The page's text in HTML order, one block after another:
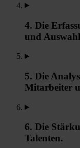
4. Die
und
5. Die
Mitarbeiter
6. Die
Talenten.